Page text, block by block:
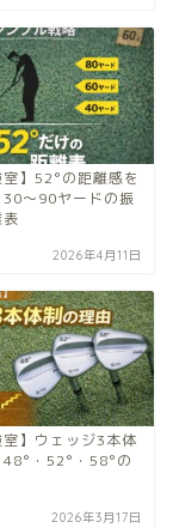
室】52°の距離感を
〜90ヤードの振
2026年4月11日
室】ウェッジ3本体
・52°・58°の
2026年3月17日